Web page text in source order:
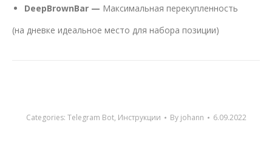
DeepBrownBar — Максимальная перекупленность
(на дневке идеальное место для набора позиции)
Categories: Telegram Bot, Инструкции By johann 6.09.2022